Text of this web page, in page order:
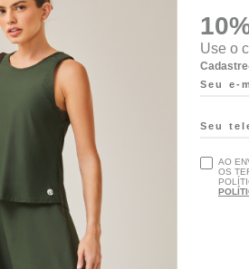
e se possível colorida. Nunca
para não ter a peça
de lavar, as roupas com
o atrito entre eles pode causar
Use o
AO
OS